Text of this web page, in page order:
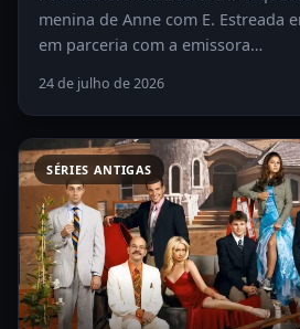
menina de Anne com E. Estreada
em parceria com a emissora…
24 de julho de 2026
SÉRIES ANTIGAS